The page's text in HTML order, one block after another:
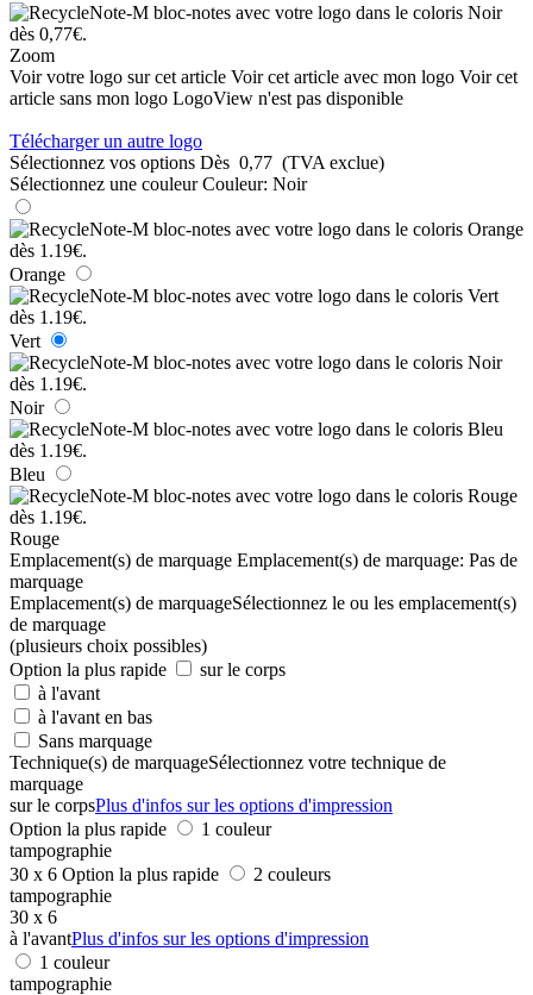
Zoom
Voir votre logo sur cet article Voir cet article avec mon logo Voir cet
article sans mon logo LogoView n'est pas disponible
Télécharger un autre logo
Sélectionnez vos options Dès 0,77 (TVA exclue)
Sélectionnez une couleur Couleur: Noir
Orange
Vert
Noir
Bleu
Rouge
Emplacement(s) de marquage Emplacement(s) de marquage: Pas de
marquage
Emplacement(s) de marquageSélectionnez le ou les emplacement(s)
de marquage
(plusieurs choix possibles)
Option la plus rapide
sur le corps
à l'avant
à l'avant en bas
Sans marquage
Technique(s) de marquageSélectionnez votre technique de
marquage
sur le corpsPlus d'infos sur les options d'impression
Option la plus rapide
1 couleur
tampographie
30 x 6 Option la plus rapide
2 couleurs
tampographie
30 x 6
à l'avantPlus d'infos sur les options d'impression
1 couleur
tampographie